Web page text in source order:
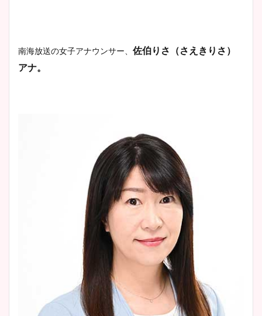
南海放送の女子アナウンサー、 佐伯りさ（さえきりさ）
アナ。